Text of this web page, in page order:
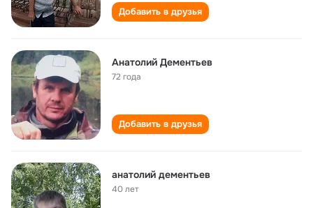
Добавить в друзья
Анатолий Дементьев
72 года
Добавить в друзья
анатолий дементьев
40 лет